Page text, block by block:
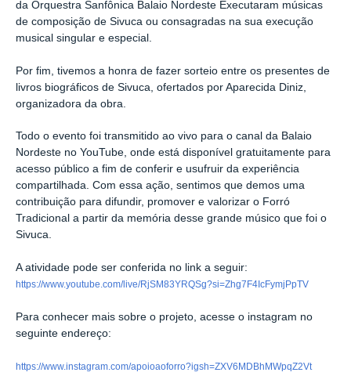
da Orquestra Sanfônica Balaio Nordeste Executaram músicas
de composição de Sivuca ou consagradas na sua execução
musical singular e especial.
Por fim, tivemos a honra de fazer sorteio entre os presentes de
livros biográficos de Sivuca, ofertados por Aparecida Diniz,
organizadora da obra.
Todo o evento foi transmitido ao vivo para o canal da Balaio
Nordeste no YouTube, onde está disponível gratuitamente para
acesso público a fim de conferir e usufruir da experiência
compartilhada. Com essa ação, sentimos que demos uma
contribuição para difundir, promover e valorizar o Forró
Tradicional a partir da memória desse grande músico que foi o
Sivuca.
A atividade pode ser conferida no link a seguir:
https://www.youtube.com/live/RjSM83YRQSg?si=Zhg7F4IcFymjPpTV
Para conhecer mais sobre o projeto, acesse o instagram no
seguinte endereço:
https://www.instagram.com/apoioaoforro?igsh=ZXV6MDBhMWpqZ2Vt